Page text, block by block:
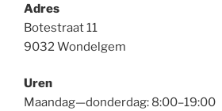
Adres
Botestraat 11
9032 Wondelgem
Uren
Maandag—donderdag: 8:00–19:00